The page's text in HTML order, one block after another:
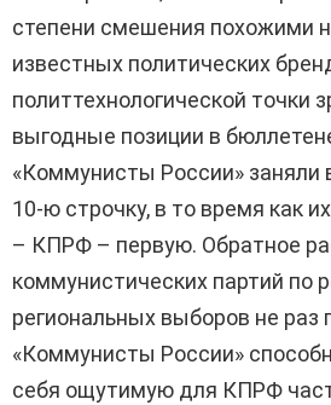
степени смешения похожими
известных политических
политтехнологической точки
выгодные позиции в
«Коммунисты России» заняли
10-ю строчку, в то время как
– КПРФ – первую. Обратное
коммунистических партий по
региональных выборов не раз
«Коммунисты России»
себя ощутимую для КПРФ